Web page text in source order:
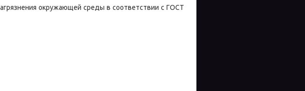
окружающей среды в соответствии с ГОСТ